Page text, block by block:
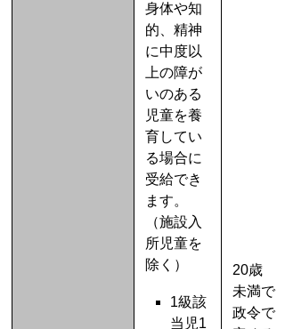
身体や知
的、精神
に中度以
上の障が
いのある
児童を養
育してい
る場合に
受給でき
ます。
（施設入
所児童を
除く）
1級該
当児1
20歳
未満で
政令で